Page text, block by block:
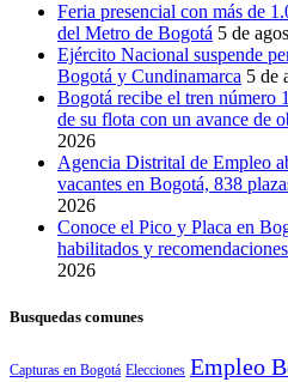
Feria presencial con más de
del Metro de Bogotá 5 de
Ejército Nacional suspende
Bogotá y Cundinamarca 5 de
Bogotá recibe el tren número
de su flota con un avance de
2026
Agencia Distrital de Empleo
vacantes en Bogotá, 838
2026
Conoce el Pico y Placa en
habilitados y
2026
Busquedas comunes
Capturas en Bogotá Elecciones Empleo